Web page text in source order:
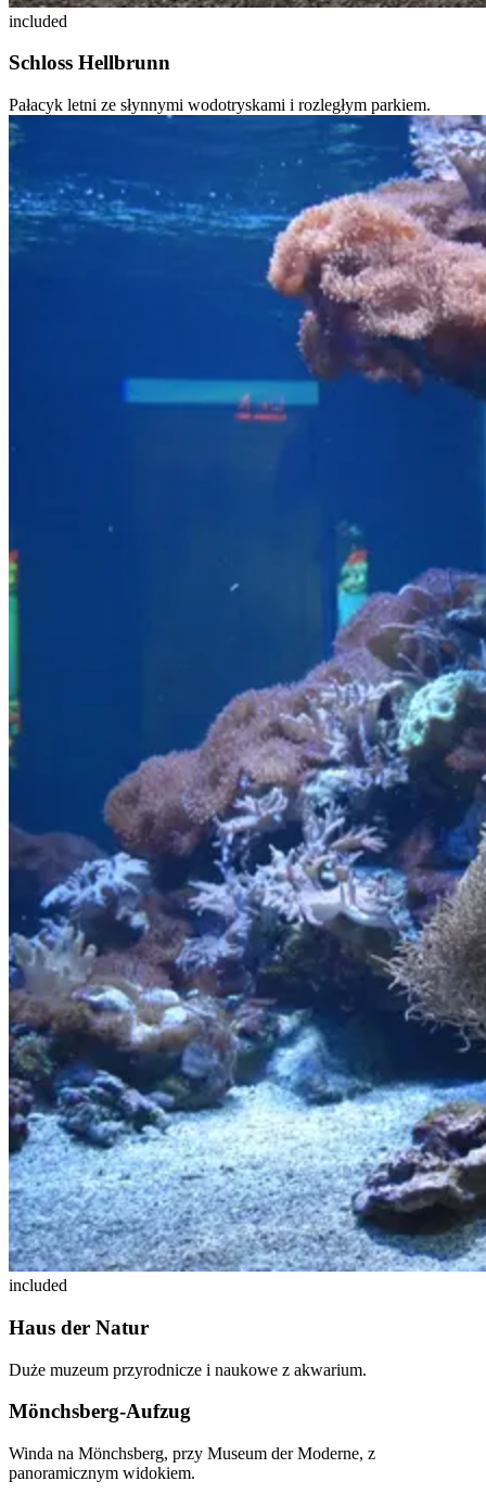
included
Schloss Hellbrunn
Pałacyk letni ze słynnymi wodotryskami i rozległym parkiem.
included
Haus der Natur
Duże muzeum przyrodnicze i naukowe z akwarium.
Mönchsberg-Aufzug
Winda na Mönchsberg, przy Museum der Moderne, z
panoramicznym widokiem.